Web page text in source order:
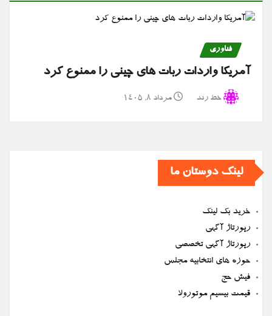
فناوری
آمریکا واردات ربات های چینی را ممنوع کرد
خط رند مرداد ۸, ۱۴۰۵
لینک دوستان ما
خرید بک لینک
رپورتاژ آگهی
رپورتاژ آگهی تخصصی
حوزه های انتخابیه مجلس
فیش حج
قیمت بیسیم موتورولا